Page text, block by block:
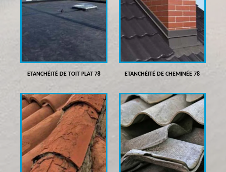
ETANCHÉITÉ DE TOIT PLAT 78 ETANCHÉITÉ DE CHEMINÉE 78